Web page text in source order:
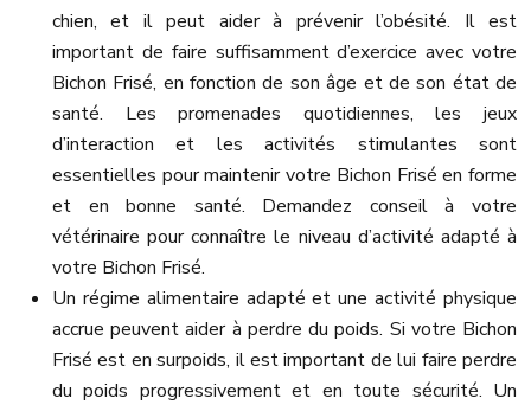
chien, et il peut aider à prévenir l’obésité. Il est
important de faire suffisamment d’exercice avec votre
Bichon Frisé, en fonction de son âge et de son état de
santé. Les promenades quotidiennes, les jeux
d’interaction et les activités stimulantes sont
essentielles pour maintenir votre Bichon Frisé en forme
et en bonne santé. Demandez conseil à votre
vétérinaire pour connaître le niveau d’activité adapté à
votre Bichon Frisé.
Un régime alimentaire adapté et une activité physique
accrue peuvent aider à perdre du poids. Si votre Bichon
Frisé est en surpoids, il est important de lui faire perdre
du poids progressivement et en toute sécurité. Un